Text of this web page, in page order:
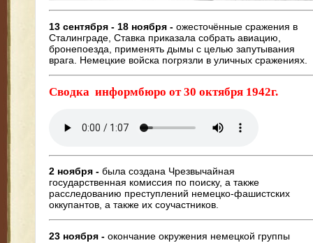
13 сентября - 18 ноября - ожесточённые сражения в
Сталинграде, Ставка приказала собрать авиацию,
бронепоезда, применять дымы с целью запутывания
врага. Немецкие войска погрязли в уличных сражениях.
Сводка информбюро от 30 октября 1942г.
2 ноября - была создана Чрезвычайная
государственная комиссия по поиску, а также
расследованию преступлений немецко-фашистских
оккупантов, а также их соучастников.
23 ноября - окончание окружения немецкой группы